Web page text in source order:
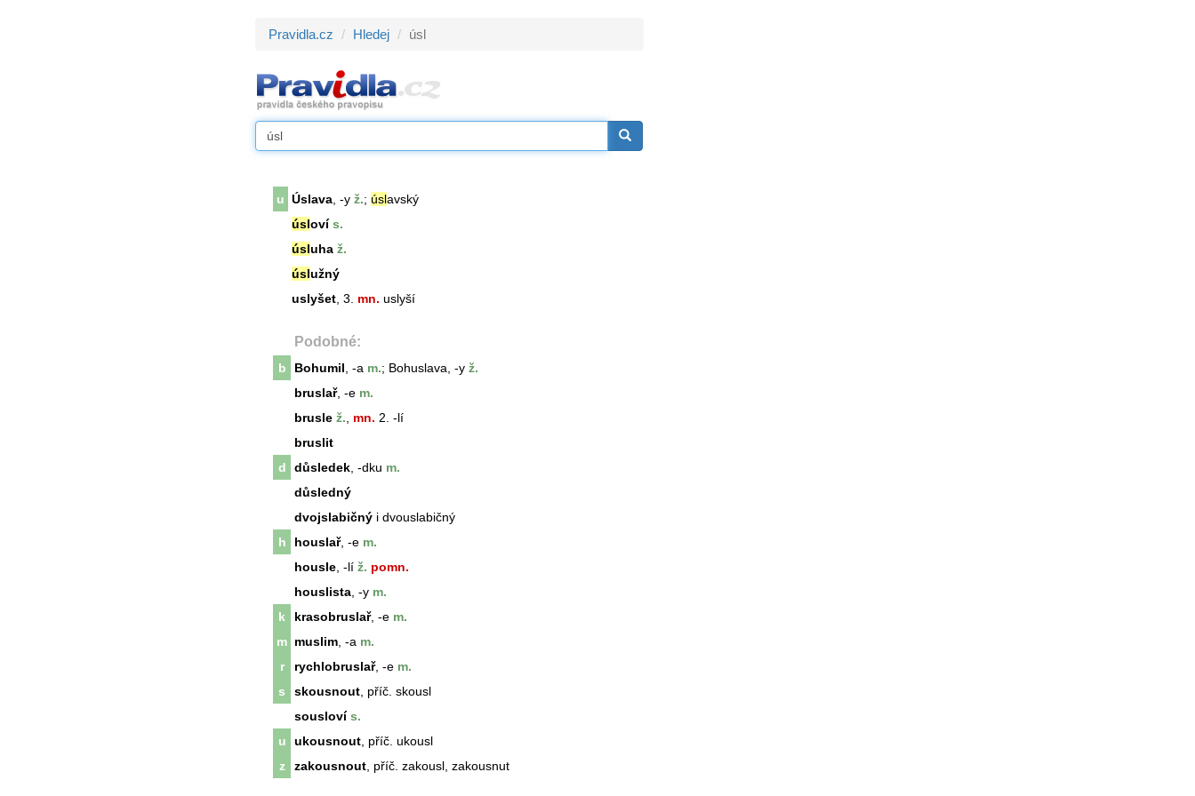
Pravidla.cz Hledej úsl
u Úslava , -y ž.; úslavský
úslovís.
úsluha ž.
úslužný
uslyšet , 3. mn. uslyší
Podobné:
b Bohumil , -a m.; Bohuslava, -y ž.
bruslař, -e m.
brusle ž. mn. 2. -lí
bruslit
d
důsledek , -dku m.
důsledný
dvojslabičný i dvouslabičný
h
houslař, -e m.
housle , -lí ž. pomn.
houslista , -y m.
k
krasobruslař, -e m.
m muslim , -a m.
r
rychlobruslař, -e m.
s
skousnout , příč. skousl
souslovís.
u
ukousnout , příč. ukousl
z
zakousnout , příč. zakousl, zakousnut